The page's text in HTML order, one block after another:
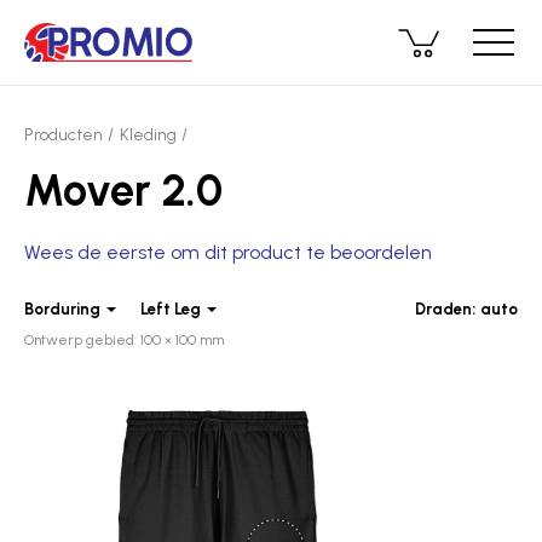
Producten Kleding
Mover 2.0
Wees de eerste om dit product te beoordelen
Draden: auto
Borduring Left Leg
Ontwerp gebied: 100 × 100 mm